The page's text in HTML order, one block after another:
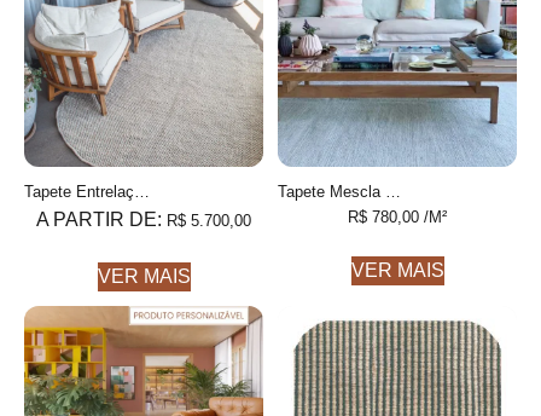
Tapete Entrelaço Orgânico Personalizável Formas orgânicas, Feito à mão
A PARTIR DE: R$ 5.700,00
VER MAIS
Tapete Mescla Personalizável feito à mão, 100% algodão reciclado
R$ 780,00 /M²
VER MAIS